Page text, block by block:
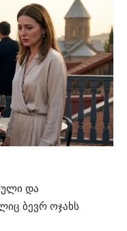
და
ბევრ ოჯახს